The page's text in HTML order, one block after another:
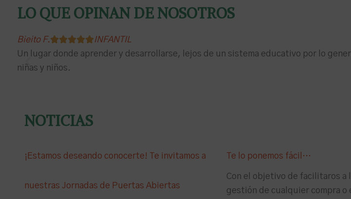
LO QUE OPINAN DE NOSOTROS
Bieito F.INFANTIL
Un lugar donde aprender y desarrollarse, lejos de un sistema educativo por lo
niñas y niños.
NOTICIAS
¡Estamos deseando conocerte! Te invitamos a
nuestras Jornadas de Puertas Abiertas
Te lo ponemos fácil…
Con el objetivo de facilitaros a
gestión de cualquier compra o